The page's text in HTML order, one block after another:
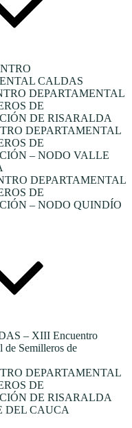
CALDAS
DEPARTAMENTAL
DE
DE RISARALDA
DEPARTAMENTAL
DE
– NODO VALLE
DEPARTAMENTAL
DE
– NODO QUINDÍO
– XIII Encuentro
de Semilleros de
DEPARTAMENTAL
DE
DE RISARALDA
DEL CAUCA